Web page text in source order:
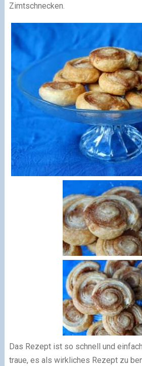
Zimtschnecken.
Das Rezept ist so schnell und
traue, es als wirkliches Rezept zu